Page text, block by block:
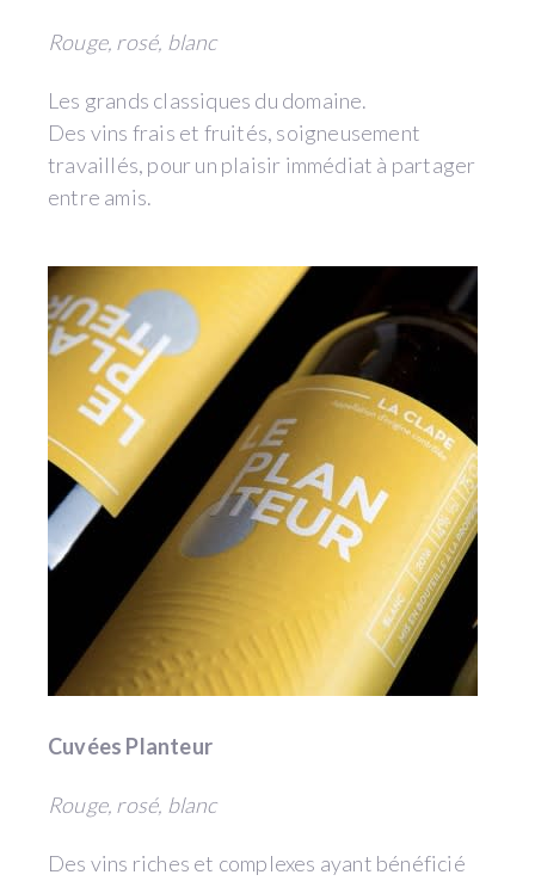
Rouge, rosé, blanc
Les grands classiques du domaine.
Des vins frais et fruités, soigneusement
travaillés, pour un plaisir immédiat à partager
entre amis.
Cuvées Planteur
Rouge, rosé, blanc
Des vins riches et complexes ayant bénéficié